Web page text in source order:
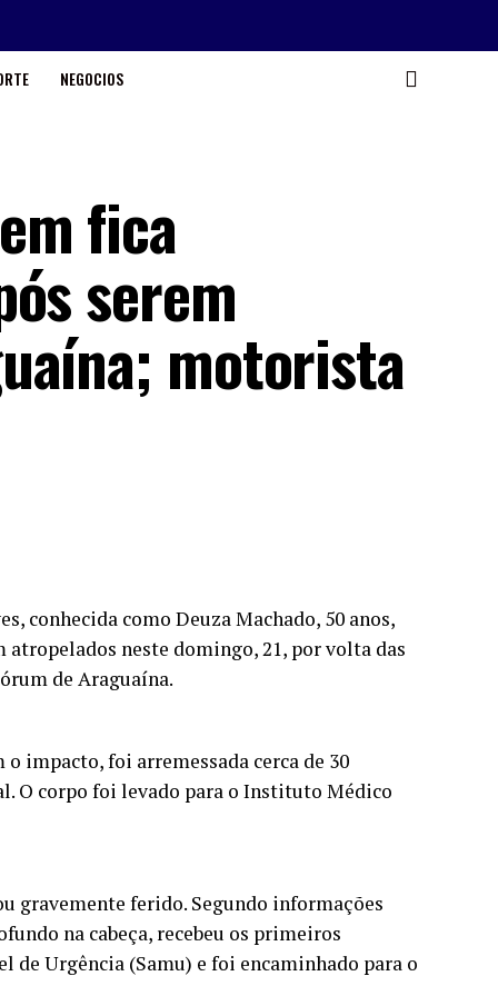
NEGOCIOS
fica
serem
motorista
conhecida como Deuza Machado, 50 anos,
neste domingo, 21, por volta das
de Araguaína.
impacto, foi arremessada cerca de 30
O corpo foi levado para o Instituto Médico
gravemente ferido. Segundo informações
na cabeça, recebeu os primeiros
de Urgência (Samu) e foi encaminhado para o